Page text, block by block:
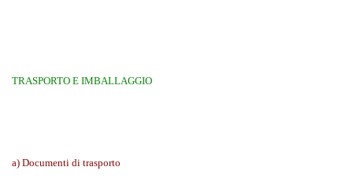
TRASPORTO E IMBALLAGGIO
a) Documenti di trasporto